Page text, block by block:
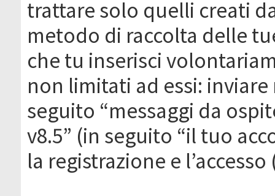
trattare solo quelli creati
metodo di raccolta delle
che tu inserisci
non limitati ad essi:
seguito “messaggi da
v8.5” (in seguito “il tuo
la registrazione e